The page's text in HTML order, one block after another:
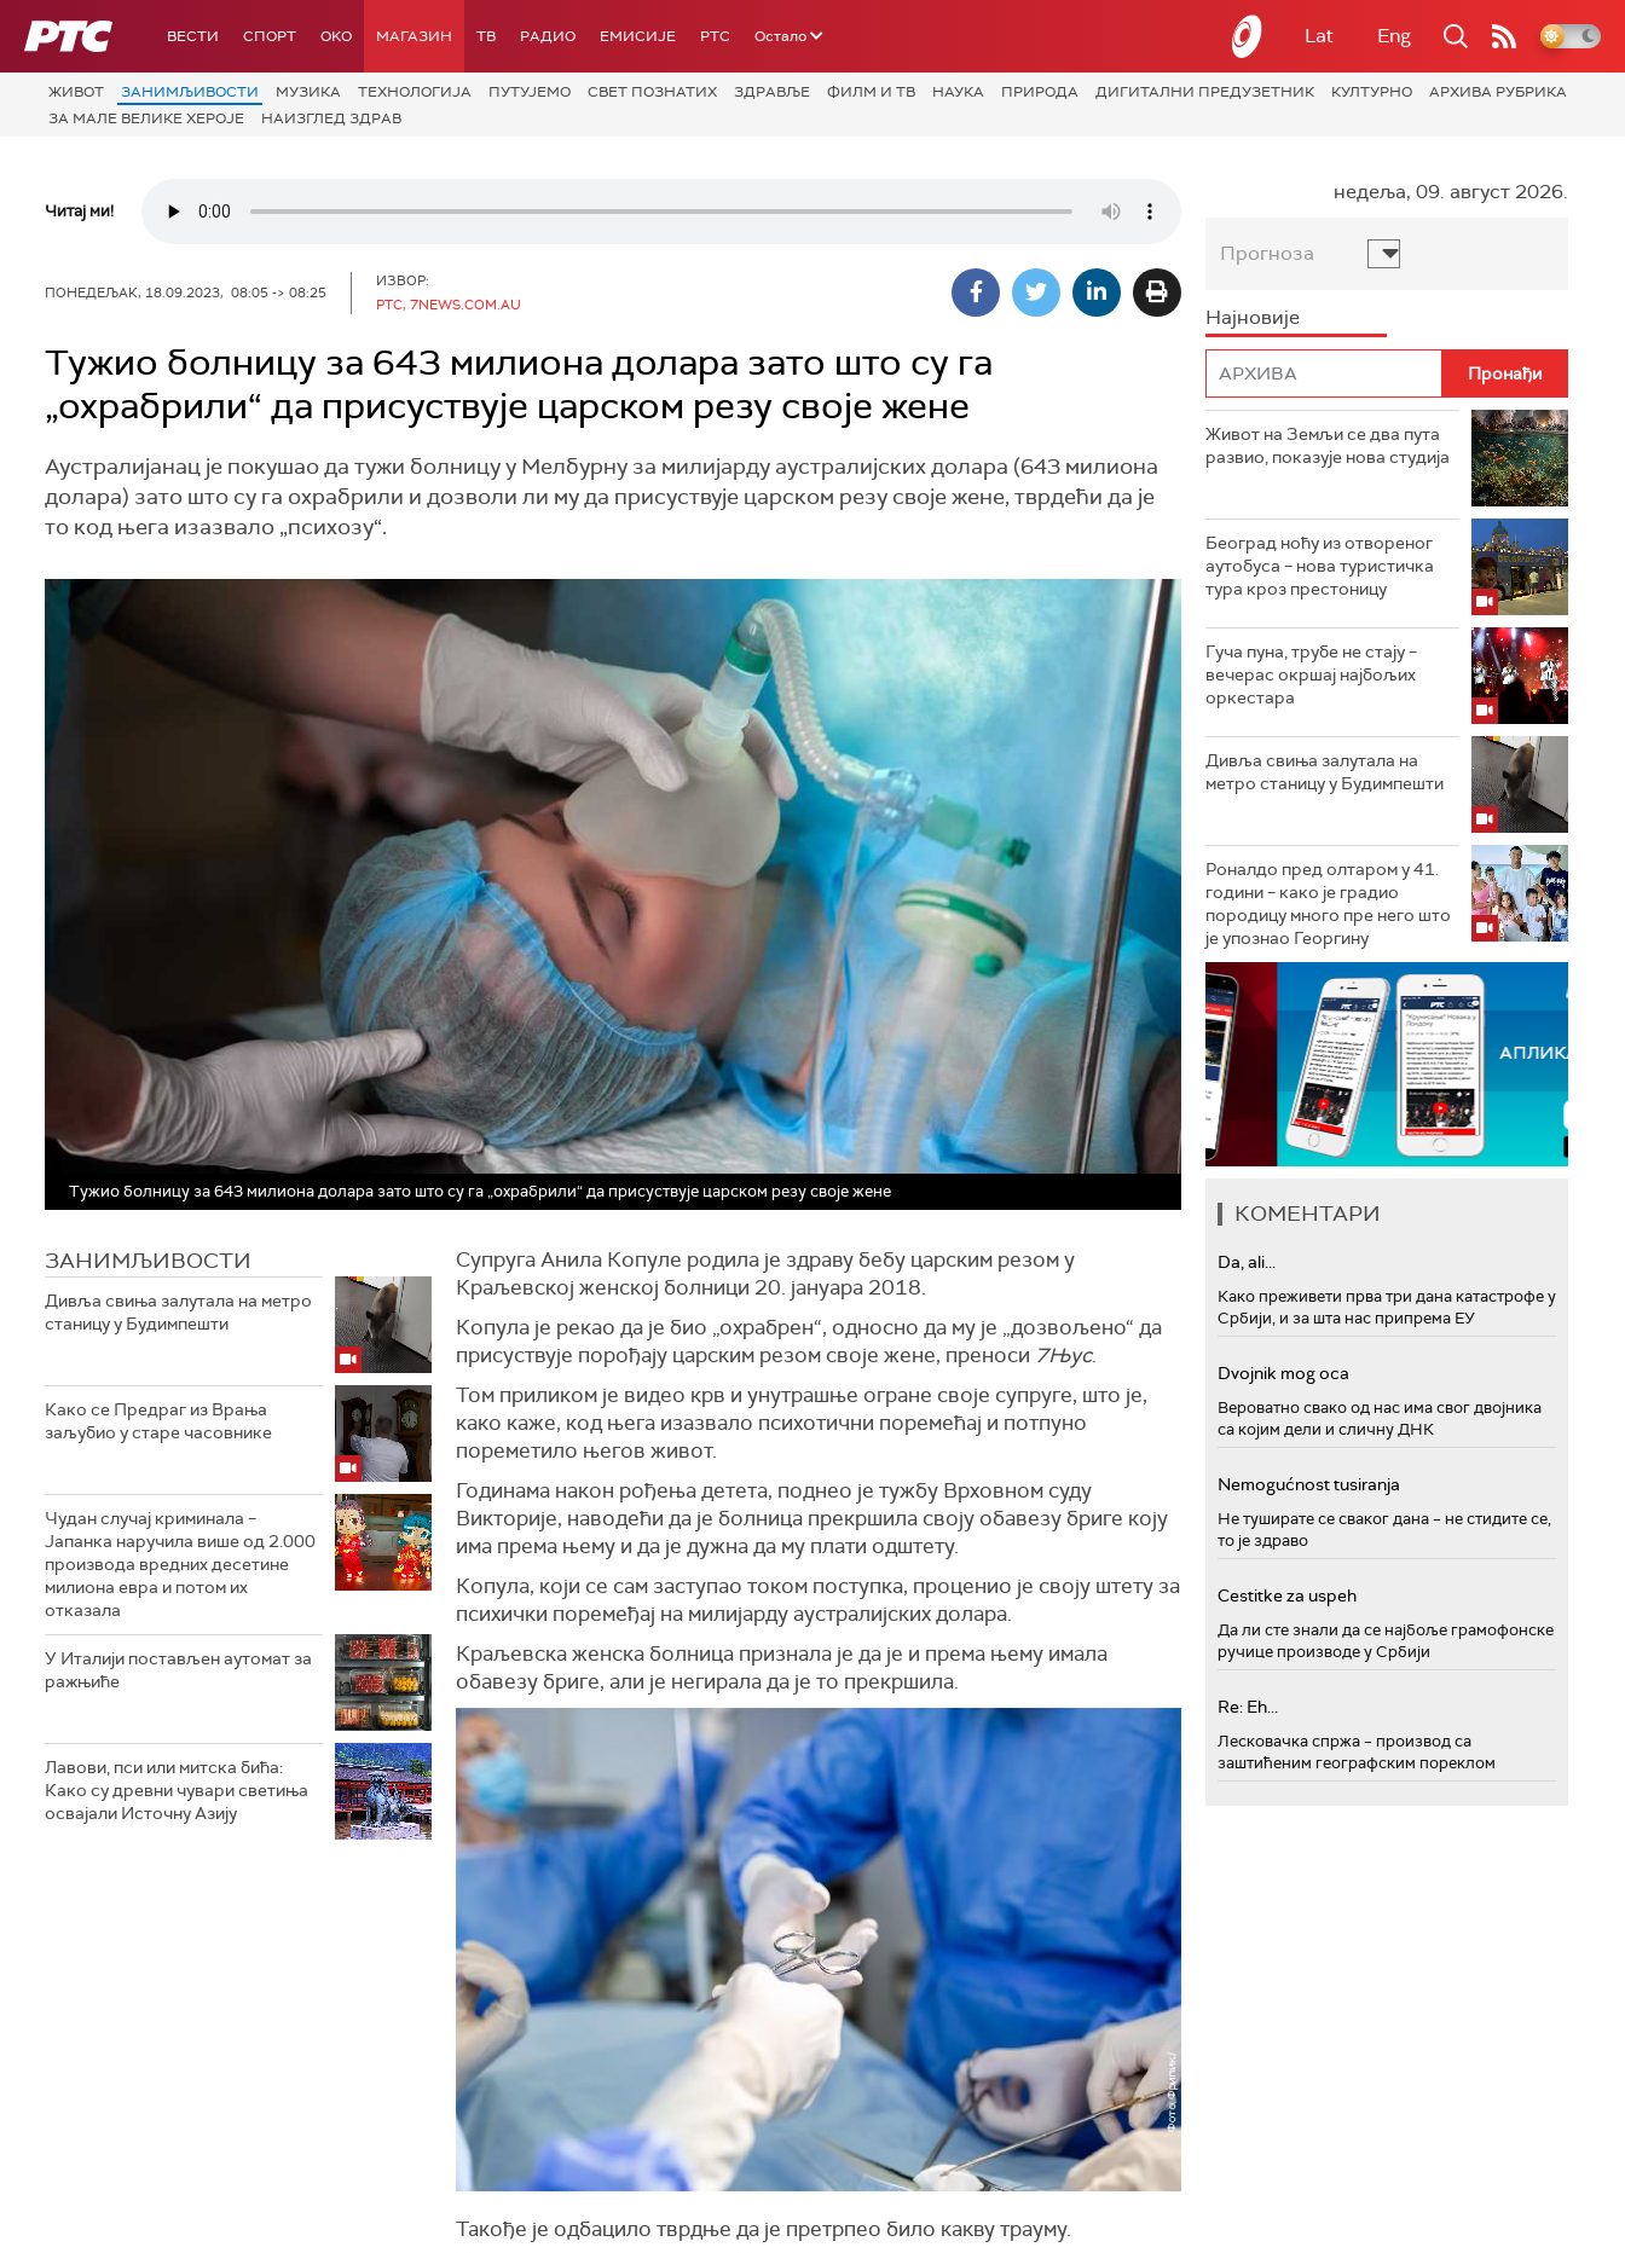
РТС ВЕСТИ СПОРТ OKO МАГАЗИН ТВ РАДИО ЕМИСИЈЕ РТС Остало Lat Eng
ЖИВОТ ЗАНИМЉИВОСТИ МУЗИКА ТЕХНОЛОГИЈA ПУТУЈЕМО СВЕТ ПОЗНАТИХ ЗДРАВЉЕ ФИЛМ И ТВ НАУКА ПРИРОДА ДИГИТАЛНИ ПРЕДУЗЕТНИК КУЛТУРНО
АРХИВА РУБРИКА
ЗА МАЛЕ ВЕЛИКЕ ХЕРОЈЕ
НАИЗГЛЕД ЗДРАВ
Читај ми!
ПОНЕДЕЉАК, 18.09.2023, 08:05 -> 08:25
ИЗВОР:
РТС, 7NEWS.COM.AU
Тужио болницу за 643 милиона долара зато што су га
„охрабрили“ да присуствује царском резу своје жене
Аустралијанац је покушао да тужи болницу у Мелбурну за милијарду аустралијских долара (643 милиона
долара) зато што су га охрабрили и дозволи ли му да присуствује царском резу своје жене, тврдећи да је
то код њега изазвало „психозу“.
Тужио болницу за 643 милиона долара зато што су га „охрабрили“ да присуствује царском резу своје жене
ЗАНИМЉИВОСТИ
Дивља свиња залутала на метро
станицу у Будимпешти
Како се Предраг из Врања
заљубио у старе часовнике
Чудан случај криминала –
Јапанка наручила више од 2.000
производа вредних десетине
милиона евра и потом их
отказала
У Италији постављен аутомат за
ражњиће
Лавови, пси или митска бића:
Како су древни чувари светиња
освајали Источну Азију
Супруга Анила Копуле родила је здраву бебу царским резом у
Краљевској женској болници 20. јануара 2018.
Копула је рекао да је био „охрабрен“, односно да му је „дозвољено“ да
присуствује порођају царским резом своје жене, преноси 7Њус.
Том приликом је видео крв и унутрашње огране своје супруге, што је,
како каже, код њега изазвало психотични поремећај и потпуно
пореметило његов живот.
Годинама након рођења детета, поднео је тужбу Врховном суду
Викторије, наводећи да је болница прекршила своју обавезу бриге коју
има према њему и да је дужна да му плати одштету.
Копула, који се сам заступао током поступка, проценио је своју штету за
психички поремеђај на милијарду аустралијских долара.
Краљевска женска болница признала је да је и према њему имала
обавезу бриге, али је негирала да је то прекршила.
Такође је одбацило тврдње да је претрпео било какву трауму.
недеља, 09. август 2026.
Прогноза
Најновије
Живот на Земљи се два пута
развио, показује нова студија
Београд ноћу из отвореног
аутобуса – нова туристичка
тура кроз престоницу
Гуча пуна, трубе не стају –
вечерас окршај најбољих
оркестара
Дивља свиња залутала на
метро станицу у Будимпешти
Роналдо пред олтаром у 41.
години – како је градио
породицу много пре него што
је упознао Георгину
КОМЕНТАРИ
Da, ali...
Како преживети прва три дана катастрофе у
Србији, и за шта нас припрема ЕУ
Dvojnik mog oca
Вероватно свако од нас има свог двојника
са којим дели и сличну ДНК
Nemogućnost tusiranja
Не туширате се сваког дана – не стидите се,
то је здраво
Cestitke za uspeh
Да ли сте знали да се најбоље грамофонске
ручице производе у Србији
Re: Eh...
Лесковачка спржа – производ са
заштићеним географским пореклом